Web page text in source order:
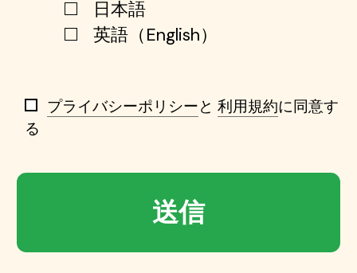
日本語
英語（English）
プライバシーポリシーと 利用規約に同意す
る